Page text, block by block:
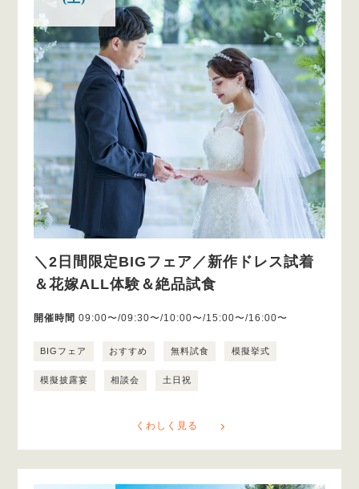
＼2日間限定BIGフェア／新作ドレス試着
＆花嫁ALL体験＆絶品試食
開催時間 09:00〜/09:30〜/10:00〜/15:00〜/16:00〜
BIGフェア おすすめ 無料試食 模擬挙式
模擬披露宴 相談会 土日祝
くわしく見る